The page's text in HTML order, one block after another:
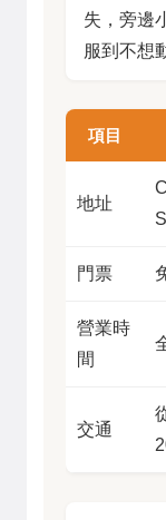
失，旁邊
服到不想
項目
地址
門票
營業時
間
交通